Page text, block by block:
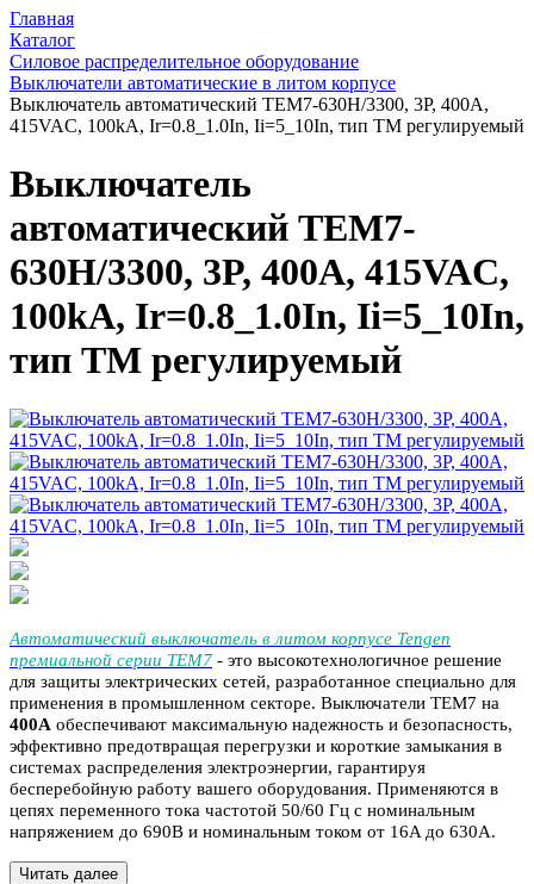
Главная
Каталог
Силовое распределительное оборудование
Выключатели автоматические в литом корпусе
Выключатель автоматический TEM7-630H/3300, 3P, 400A,
415VAC, 100kA, Ir=0.8_1.0In, Ii=5_10In, тип ТМ регулируемый
Выключатель
автоматический TEM7-
630H/3300, 3P, 400A, 415VAC,
100kA, Ir=0.8_1.0In, Ii=5_10In,
тип ТМ регулируемый
Автоматический выключатель в литом корпусе Tengen
премиальной серии TEM7 - это высокотехнологичное решение
для защиты электрических сетей, разработанное специально для
применения в промышленном секторе. Выключатели TEM7 на
400A обеспечивают максимальную надежность и безопасность,
эффективно предотвращая перегрузки и короткие замыкания в
системах распределения электроэнергии, гарантируя
бесперебойную работу вашего оборудования. Применяются в
цепях переменного тока частотой 50/60 Гц с номинальным
напряжением до 690В и номинальным током от 16A до 630A.
Читать далее